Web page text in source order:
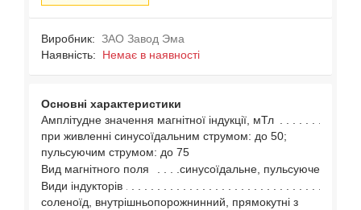
Виробник: ЗАО Завод Эма
Наявність: Немає в наявності
Основні характеристики
Амплітудне значення магнітної індукції, мТл
при живленні синусоїдальним струмом: до 50;
пульсуючим струмом: до 75
Вид магнітного поля
синусоїдальне, пульсуюче
Види індукторів
соленоїд, внутрішньопорожнинний, прямокутні з